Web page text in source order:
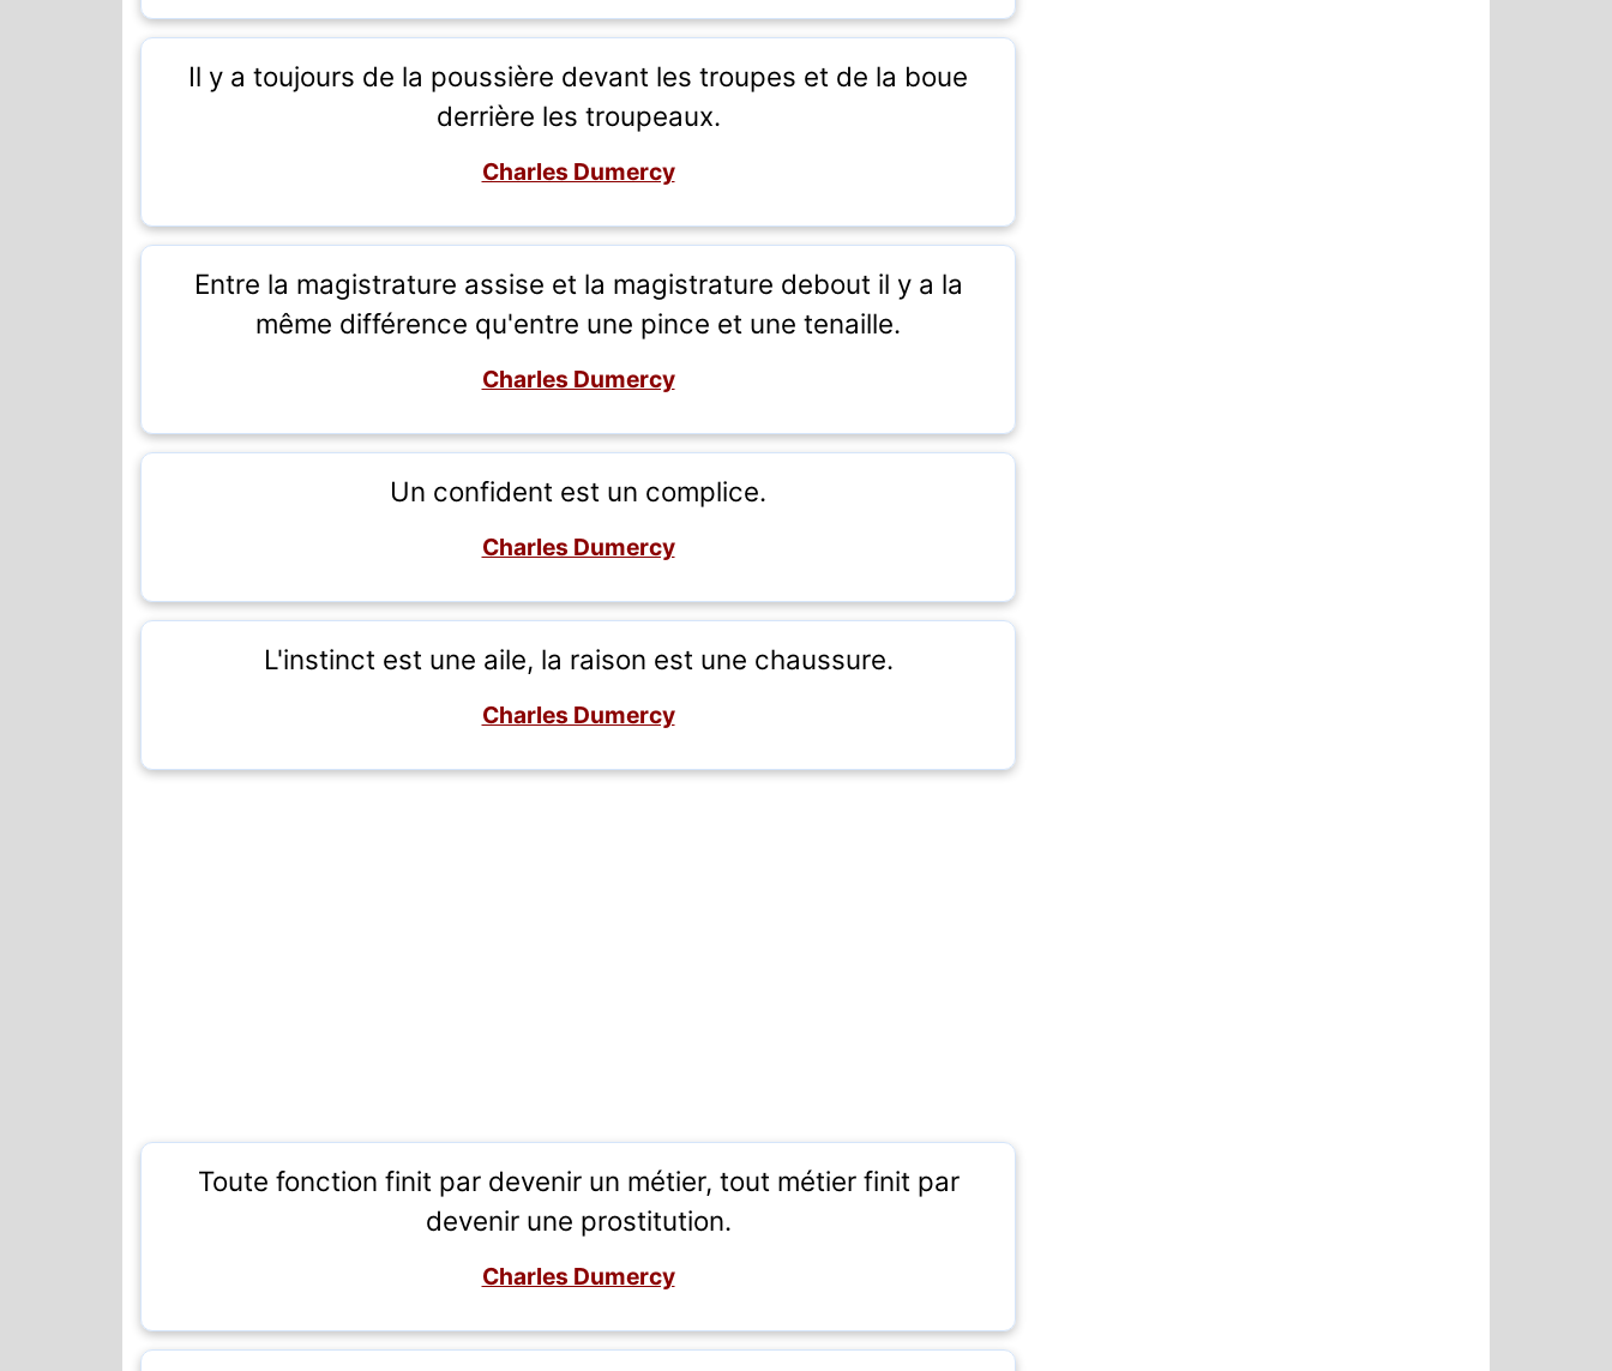
Il y a toujours de la poussière devant les troupes et de la boue
derrière les troupeaux.
Charles Dumercy
Entre la magistrature assise et la magistrature debout il y a la
même différence qu'entre une pince et une tenaille.
Charles Dumercy
Un confident est un complice.
Charles Dumercy
L'instinct est une aile, la raison est une chaussure.
Charles Dumercy
Toute fonction finit par devenir un métier, tout métier finit par
devenir une prostitution.
Charles Dumercy